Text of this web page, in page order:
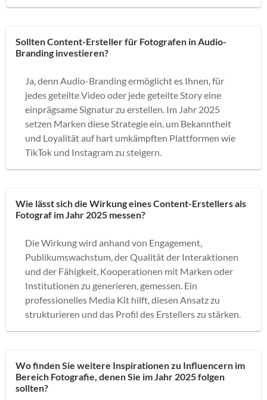
Sollten Content-Ersteller für Fotografen in Audio-
Branding investieren?
Ja, denn Audio-Branding ermöglicht es Ihnen, für
jedes geteilte Video oder jede geteilte Story eine
einprägsame Signatur zu erstellen. Im Jahr 2025
setzen Marken diese Strategie ein, um Bekanntheit
und Loyalität auf hart umkämpften Plattformen wie
TikTok und Instagram zu steigern.
Wie lässt sich die Wirkung eines Content-Erstellers als
Fotograf im Jahr 2025 messen?
Die Wirkung wird anhand von Engagement,
Publikumswachstum, der Qualität der Interaktionen
und der Fähigkeit, Kooperationen mit Marken oder
Institutionen zu generieren, gemessen. Ein
professionelles Media Kit hilft, diesen Ansatz zu
strukturieren und das Profil des Erstellers zu stärken.
Wo finden Sie weitere Inspirationen zu Influencern im
Bereich Fotografie, denen Sie im Jahr 2025 folgen
sollten?